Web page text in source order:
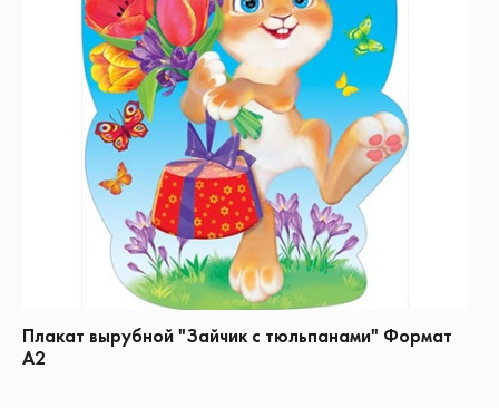
Плакат вырубной "Зайчик с тюльпанами" Формат
А2